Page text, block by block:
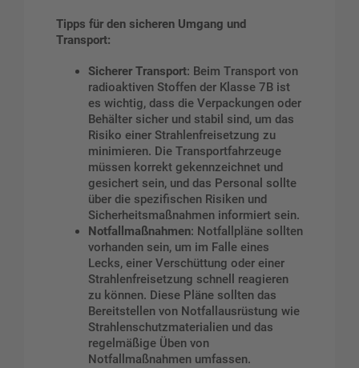
Tipps für den sicheren Umgang und
Transport:
Sicherer Transport: Beim Transport von
radioaktiven Stoffen der Klasse 7B ist
es wichtig, dass die Verpackungen oder
Behälter sicher und stabil sind, um das
Risiko einer Strahlenfreisetzung zu
minimieren. Die Transportfahrzeuge
müssen korrekt gekennzeichnet und
gesichert sein, und das Personal sollte
über die spezifischen Risiken und
Sicherheitsmaßnahmen informiert sein.
Notfallmaßnahmen: Notfallpläne sollten
vorhanden sein, um im Falle eines
Lecks, einer Verschüttung oder einer
Strahlenfreisetzung schnell reagieren
zu können. Diese Pläne sollten das
Bereitstellen von Notfallausrüstung wie
Strahlenschutzmaterialien und das
regelmäßige Üben von
Notfallmaßnahmen umfassen.